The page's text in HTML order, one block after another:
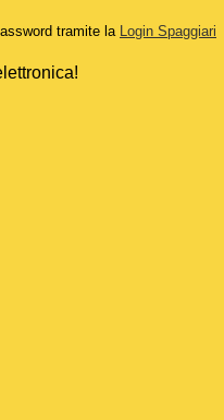
tramite la Login Spaggiari